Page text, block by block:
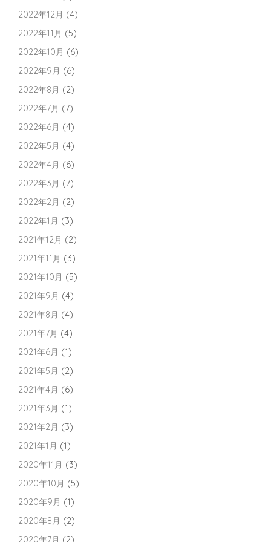
2022年12月 (4)
2022年11月 (5)
2022年10月 (6)
2022年9月 (6)
2022年8月 (2)
2022年7月 (7)
2022年6月 (4)
2022年5月 (4)
2022年4月 (6)
2022年3月 (7)
2022年2月 (2)
2022年1月 (3)
2021年12月 (2)
2021年11月 (3)
2021年10月 (5)
2021年9月 (4)
2021年8月 (4)
2021年7月 (4)
2021年6月 (1)
2021年5月 (2)
2021年4月 (6)
2021年3月 (1)
2021年2月 (3)
2021年1月 (1)
2020年11月 (3)
2020年10月 (5)
2020年9月 (1)
2020年8月 (2)
2020年7月 (2)